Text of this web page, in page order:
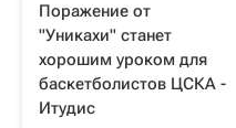
Поражение от
"Уникахи" станет
хорошим уроком для
баскетболистов ЦСКА -
Итудис